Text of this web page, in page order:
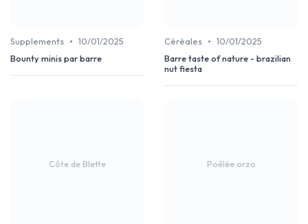
Supplements • 10/01/2025
Bounty minis par barre
Céréales • 10/01/2025
Barre taste of nature - brazilian
nut fiesta
Côte de Blette Poêlée orzo